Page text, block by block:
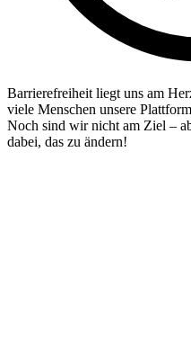
Barrierefreiheit liegt uns am
viele Menschen unsere
Noch sind wir nicht am Ziel –
dabei, das zu ändern!